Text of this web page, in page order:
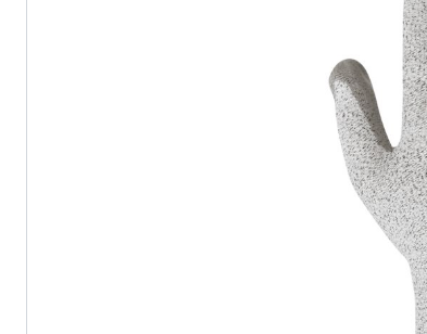
TETE